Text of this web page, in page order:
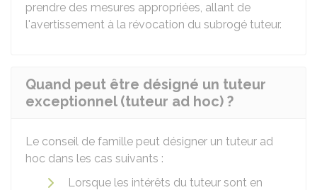
prendre des mesures appropriées, allant de
l'avertissement à la révocation du subrogé tuteur.
Quand peut être désigné un tuteur
exceptionnel (tuteur ad hoc) ?
Le conseil de famille peut désigner un tuteur ad
hoc dans les cas suivants :
Lorsque les intérêts du tuteur sont en